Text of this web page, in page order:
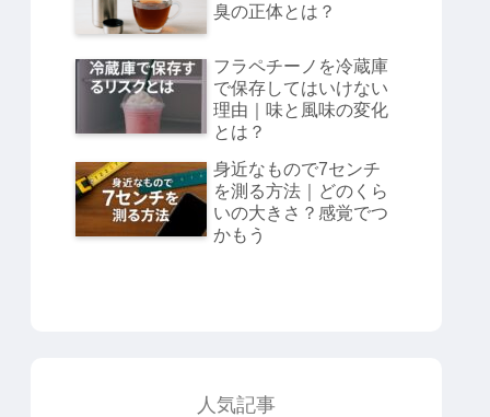
臭の正体とは？
フラペチーノを冷蔵庫
で保存してはいけない
理由｜味と風味の変化
とは？
身近なもので7センチ
を測る方法｜どのくら
いの大きさ？感覚でつ
かもう
人気記事